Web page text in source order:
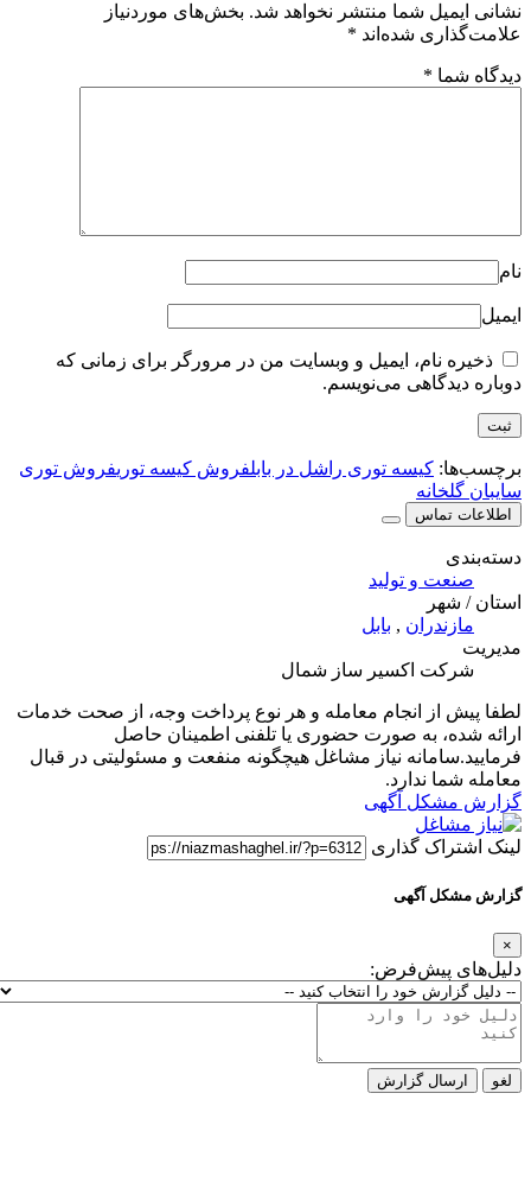
نشانی ایمیل شما منتشر نخواهد شد. بخش‌های موردنیاز
علامت‌گذاری شده‌اند *
دیدگاه شما *
نام
ایمیل
ذخیره نام، ایمیل و وبسایت من در مرورگر برای زمانی که
دوباره دیدگاهی می‌نویسم.
برچسب‌ها: کیسه توری راشل در بابلفروش کیسه توری فروش توری
سایبان گلخانه
اطلاعات تماس
دسته‌بندی
صنعت و تولید
استان / شهر
مازندران, بابل
مدیریت
شرکت اکسیر ساز شمال
لطفا پیش از انجام معامله و هر نوع پرداخت وجه، از صحت خدمات
ارائه شده، به صورت حضوری یا تلفنی اطمینان حاصل
فرمایید.سامانه نیاز مشاغل هیچگونه منفعت و مسئولیتی در قبال
معامله شما ندارد.
گزارش مشکل آگهی
لینک اشتراک گذاری
گزارش مشکل آگهی
×
دلیل‌های پیش‌فرض:
لغو ارسال گزارش